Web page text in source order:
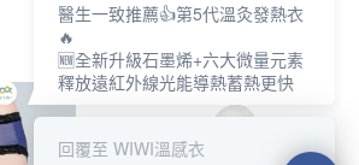
歐美風網紗內褲(咖
啡 女M)
$129
0著感冰氧雲柔寬肩
內衣(奶霜白 F-F+)
$880
醫生一致推薦👍第5代溫灸發熱衣
🔥
🆕全新升級石墨烯+六大微量元素
釋放遠紅外線光能導熱蓄熱更快
回覆至 WIWI溫感衣